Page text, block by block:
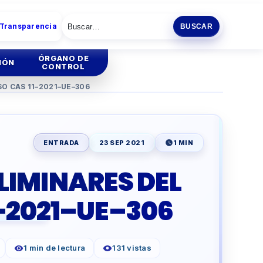
BUSCAR
ESCOLAR
PRODUCTIVA
ÓRGANO DE
CONTROL
CAS 11–2021–UE–306
ENTRADA 23 SEP 2021 1 MIN
DEL
1 min de lectura 131 vistas